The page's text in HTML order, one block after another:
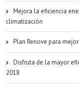
Mejora la eficiencia
climatización
Plan Renove para
Disfruta de la mayor
2018